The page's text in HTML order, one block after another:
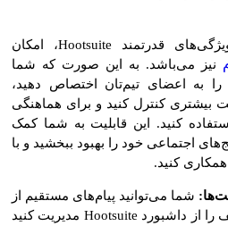
از جمله ویژگی‌های قدرتمند Hootsuite، امکان
نیز می‌باشد. به این صورت که شما
به اعضای تیم‌تان اختصاص دهید،
بیشتری کنترل کنید و برای هماهنگی
استفاده کنید. این قابلیت به شما کمک
اجتماعی خود را بهبود ببخشید و با
کنید.
شما می‌توانید پیام‌های مستقیم از
پلتفرم‌های اجتماعی مختلف را از داشبورد Hootsuite مدیریت کنید